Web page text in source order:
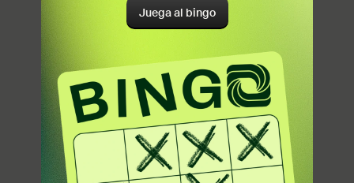
computadora, tablet o celular, puedes
canales de YouTube y miles de recursos
disponibles para aprender datos. Esto,
si bien es una ventaja para personas que
quieren avanzar a su ritmo y explorar
áreas que realmente les despiertan su
curiosidad.
Juega al bingo